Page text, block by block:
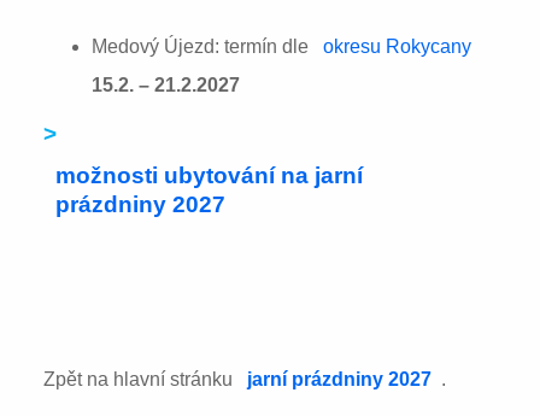
Medový Újezd: termín dle
okresu Rokycany
15.2. – 21.2.2027
>
možnosti ubytování na jarní
prázdniny 2027
Zpět na hlavní stránku jarní prázdniny 2027 .